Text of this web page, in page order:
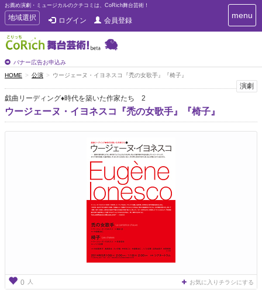
お薦め演劇・ミュージカルのクチコミは、CoRich舞台芸術！
T
o
g
g
e
n
a
v
i
g
地域選択 ログイン 会員登録
バナー広告お申込み
T
o
i
g
menu
HOME 公演 ウージェーヌ・イヨネスコ『禿の女歌手』『椅子』
演劇
戯曲リーディング♦時代を築いた作家たち 2
ウージェーヌ・イヨネスコ『禿の女歌手』『椅子』
0 人 お気に入りチラシにする